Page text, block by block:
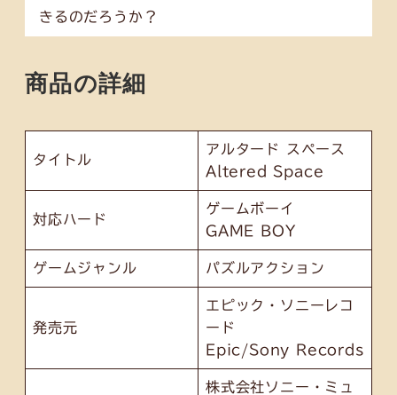
きるのだろうか？
商品の詳細
タイトル
アルタード スペース
Altered Space
対応ハード
ゲームボーイ
GAME BOY
ゲームジャンル パズルアクション
発売元
エピック・ソニーレコ
ード
Epic/Sony Records
株式会社ソニー・ミュ